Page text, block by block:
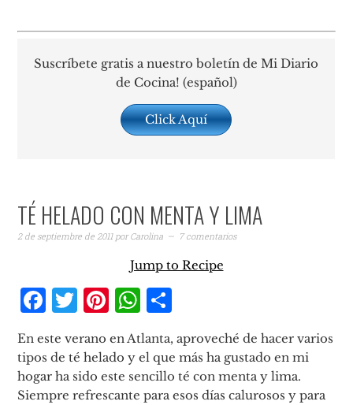
Suscríbete gratis a nuestro boletín de Mi Diario
de Cocina! (español)
Click Aquí
TÉ HELADO CON MENTA Y LIMA
2 de septiembre de 2011porCarolina 7 comentarios
Jump to Recipe
Facebook
Twitter
Pinterest
WhatsApp
En este verano en Atlanta, aproveché de hacer varios
tipos de té helado y el que más ha gustado en mi
hogar ha sido este sencillo té con menta y lima.
Siempre refrescante para esos días calurosos y para